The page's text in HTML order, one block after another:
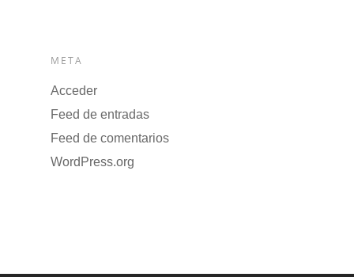
META
Acceder
Feed de entradas
Feed de comentarios
WordPress.org